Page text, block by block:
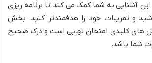
آشنایی به شما کمک می کند تا برنامه ریزی
و تمرینات خود را هدفمندتر کنید. بخش
های کلیدی امتحان نهایی است و درک صحیح
شما باشد.